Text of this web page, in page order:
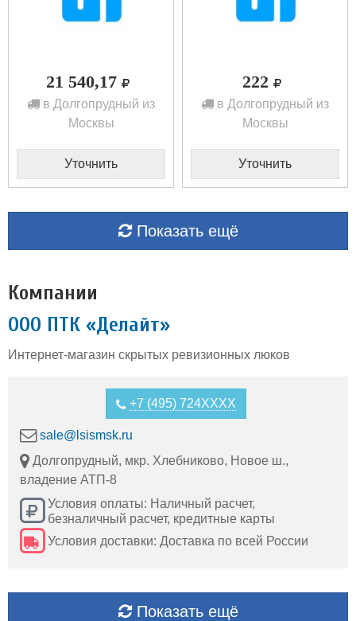
21 540,17
в Долгопрудный из
Москвы
Уточнить
222
в Долгопрудный из
Москвы
Уточнить
Показать ещё
Компании
ООО ПТК «Делайт»
Интернет-магазин скрытых ревизионных люков
+7 (495) 724XXXX
sale@lsismsk.ru
Долгопрудный, мкр. Хлебниково, Новое ш.,
владение АТП-8
Условия оплаты: Наличный расчет,
безналичный расчет, кредитные карты
Условия доставки: Доставка по всей России
Показать ещё